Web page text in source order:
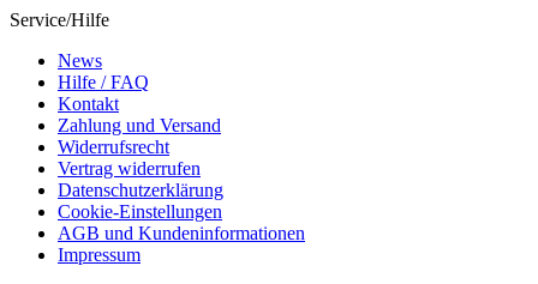
Service/Hilfe
News
Hilfe / FAQ
Kontakt
Zahlung und Versand
Widerrufsrecht
Vertrag widerrufen
Datenschutzerklärung
Cookie-Einstellungen
AGB und Kundeninformationen
Impressum